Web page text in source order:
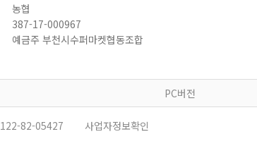
농협
387-17-000967
예금주 부천시수퍼마켓협동조합
PC버전
122-82-05427
사업자정보확인